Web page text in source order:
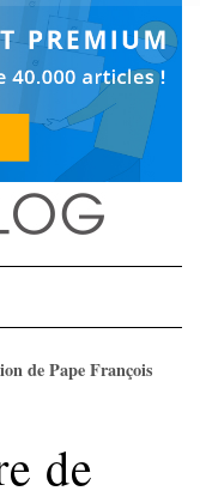
de Pape François
de